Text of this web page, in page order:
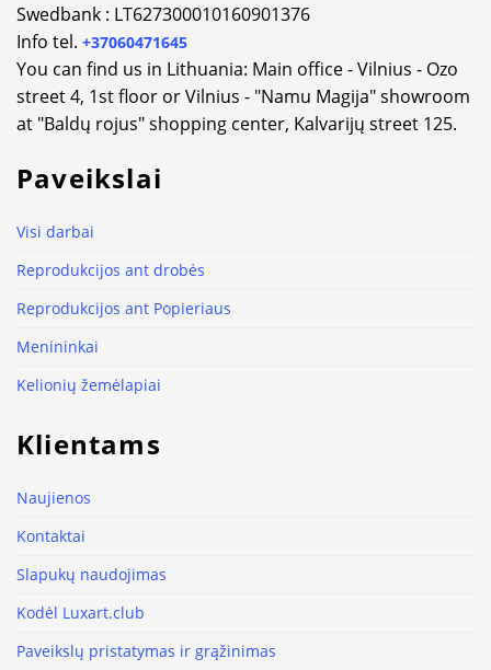
Swedbank : LT627300010160901376
Info tel. +37060471645
You can find us in Lithuania: Main office - Vilnius - Ozo
street 4, 1st floor or Vilnius - "Namu Magija" showroom
at "Baldų rojus" shopping center, Kalvarijų street 125.
Paveikslai
Visi darbai
Reprodukcijos ant drobės
Reprodukcijos ant Popieriaus
Menininkai
Kelionių žemėlapiai
Klientams
Naujienos
Kontaktai
Slapukų naudojimas
Kodėl Luxart.club
Paveikslų pristatymas ir grąžinimas